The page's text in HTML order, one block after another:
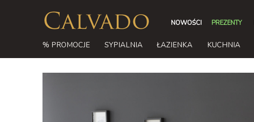
NOWOŚCI PREZENTY
% PROMOCJE SYPIALNIA ŁAZIENKA KUCHNIA